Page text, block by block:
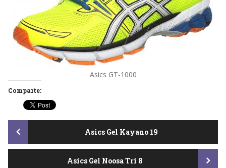
Asics GT-1000
Comparte:
Post
Asics Gel Kayano 19
Asics Gel Noosa Tri 8